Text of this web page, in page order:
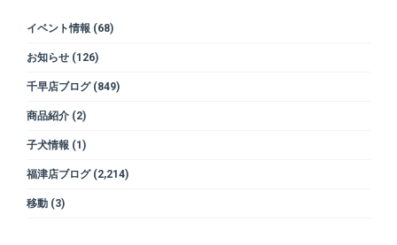
イベント情報 (68)
お知らせ(126)
千早店ブログ(849)
商品紹介(2)
子犬情報 (1)
福津店ブログ(2,214)
移動(3)